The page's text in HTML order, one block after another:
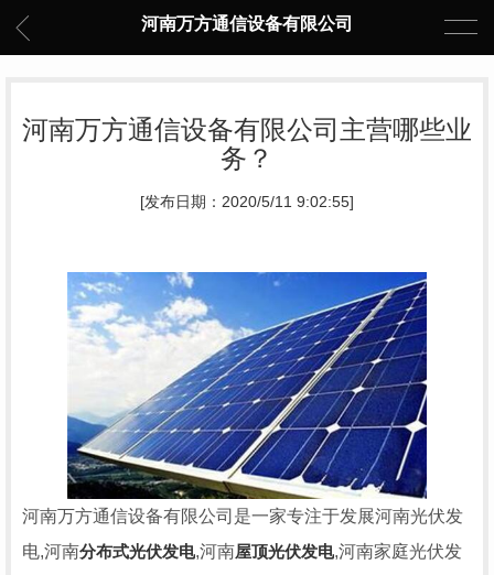
河南万方通信设备有限公司
河南万方通信设备有限公司主营哪些业
务？
[发布日期：2020/5/11 9:02:55]
河南万方通信设备有限公司是一家专注于发展河南光伏发
电,河南分布式光伏发电,河南屋顶光伏发电,河南家庭光伏发